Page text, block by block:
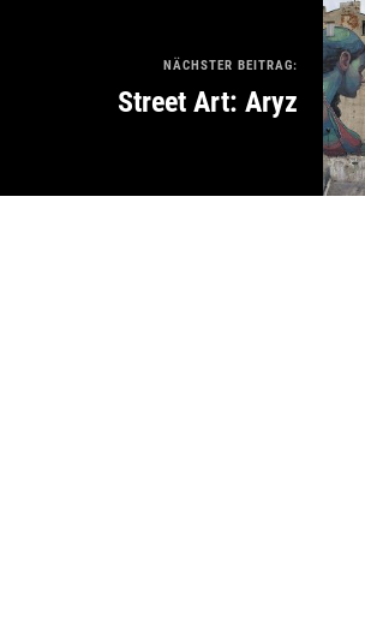
NÄCHSTER BEITRAG:
Street Art: Aryz